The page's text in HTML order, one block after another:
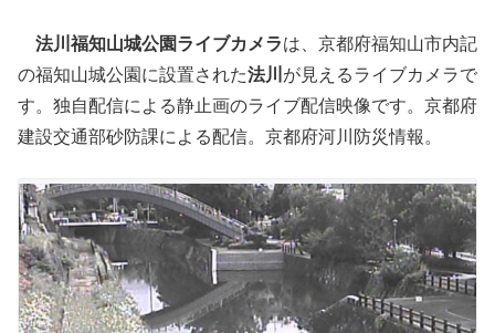
法川福知山城公園ライブカメラは、京都府福知山市内記
の福知山城公園に設置された法川 が見えるライブカメラで
す。独自配信による静止画のライブ配信映像です。京都府
建設交通部砂防課による配信。京都府河川防災情報。